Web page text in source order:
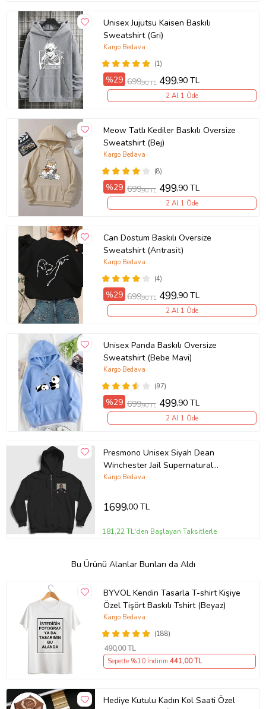
Unisex Jujutsu Kaisen Baskılı
Sweatshirt (Gri)
(1)
Kargo Bedava
%29 699,90 TL 499,90 TL
2 Al 1 Öde
Meow Tatlı Kediler Baskılı Oversize
Sweatshirt (Bej)
(8)
Kargo Bedava
%29 699,90 TL 499,90 TL
2 Al 1 Öde
Can Dostum Baskılı Oversize
Sweatshirt (Antrasit)
(4)
Kargo Bedava
%29 699,90 TL 499,90 TL
2 Al 1 Öde
Unisex Panda Baskılı Oversize
Sweatshirt (Bebe Mavi)
(97)
Kargo Bedava
%29 699,90 TL 499,90 TL
2 Al 1 Öde
Presmono Unisex Siyah Dean
Winchester Jail Supernatural
Fermuarlı Kapüşonlu Sweatshirt
Kargo Bedava
1699,00 TL
181,22 TL'den Başlayan Taksitlerle
Bu Ürünü Alanlar Bunları da Aldı
BYVOL Kendin Tasarla T-shirt Kişiye
Özel Tişört Baskılı Tshirt (Beyaz)
(188)
Kargo Bedava
490,00 TL
Sepette %10 İndirim 441,00 TL
Hediye Kutulu Kadın Kol Saati Özel